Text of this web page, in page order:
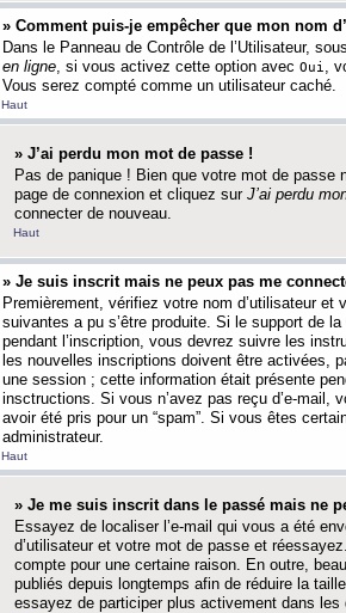
» Comment puis-je empêcher que mon nom
Dans le Panneau de Contrôle de l’Utilisateur,
en ligne, si vous activez cette option avec Oui ,
Vous serez compté comme un utilisateur caché.
Haut
» J’ai perdu mon mot de passe !
Pas de panique ! Bien que votre mot de
page de connexion et cliquez sur J’ai perdu
connecter de nouveau.
Haut
» Je suis inscrit mais ne peux pas me
Premièrement, vérifiez votre nom d’utilisateur
suivantes a pu s’être produite. Si le support de
pendant l’inscription, vous devrez suivre les
les nouvelles inscriptions doivent être activées,
une session ; cette information était présente
insctructions. Si vous n’avez pas reçu d’e-mail,
avoir été pris pour un “spam”. Si vous êtes
administrateur.
Haut
» Je me suis inscrit dans le passé mais ne
Essayez de localiser l’e-mail qui vous a été
d’utilisateur et votre mot de passe et
compte pour une certaine raison. En outre,
publiés depuis longtemps afin de réduire la
essayez de participer plus activement dans les